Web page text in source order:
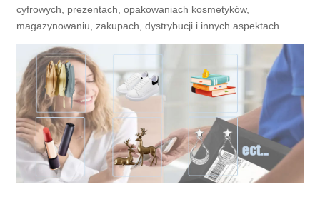
cyfrowych, prezentach, opakowaniach kosmetyków,
magazynowaniu, zakupach, dystrybucji i innych aspektach.